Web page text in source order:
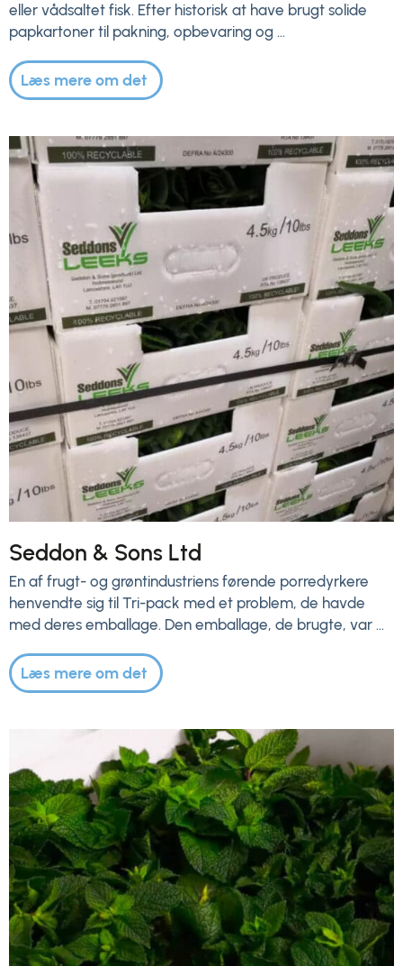
eller vådsaltet fisk. Efter historisk at have brugt solide
papkartoner til pakning, opbevaring og ...
Læs mere om det
Seddon & Sons Ltd
En af frugt- og grøntindustriens førende porredyrkere
henvendte sig til Tri-pack med et problem, de havde
med deres emballage. Den emballage, de brugte, var ...
Læs mere om det